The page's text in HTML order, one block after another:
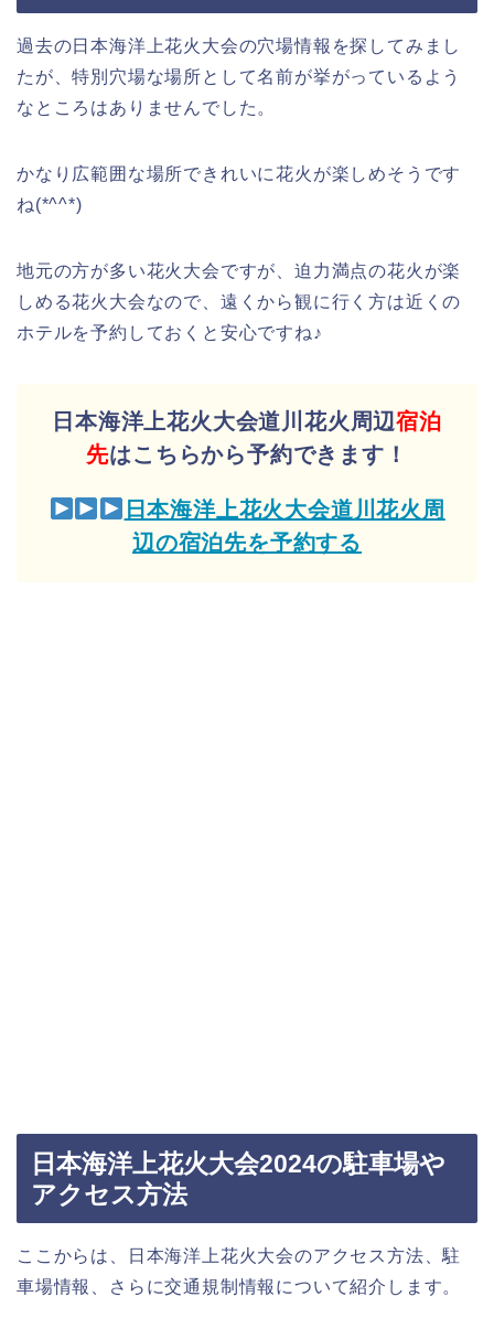
過去の日本海洋上花火大会の穴場情報を探してみまし
たが、特別穴場な場所として名前が挙がっているよう
なところはありませんでした。
かなり広範囲な場所できれいに花火が楽しめそうです
ね(*^^*)
地元の方が多い花火大会ですが、迫力満点の花火が楽
しめる花火大会なので、遠くから観に行く方は近くの
ホテルを予約しておくと安心ですね♪
日本海洋上花火大会道川花火周辺宿泊
先はこちらから予約できます！
日本海洋上花火大会道川花火周
辺の宿泊先を予約する
日本海洋上花火大会2024の駐車場や
アクセス方法
ここからは、日本海洋上花火大会のアクセス方法、駐
車場情報、さらに交通規制情報について紹介します。